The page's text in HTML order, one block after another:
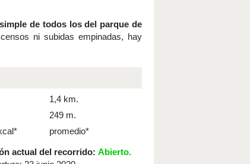
de todos los del parque de
ni subidas empinadas, hay
1,4 km.
249 m.
promedio*
actual del recorrido: Abierto.